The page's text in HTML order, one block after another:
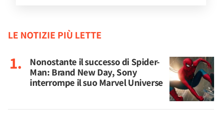
LE NOTIZIE PIÙ LETTE
Nonostante il successo di Spider-
Man: Brand New Day, Sony
interrompe il suo Marvel Universe